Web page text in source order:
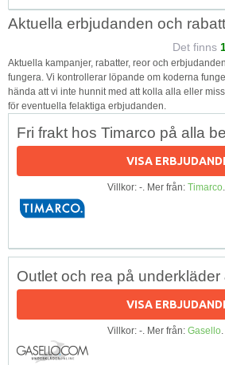
Aktuella erbjudanden och
Det finns
Aktuella kampanjer, rabatter, reor och
fungera. Vi kontrollerar löpande om koderna
hända att vi inte hunnit med att kolla alla eller
för eventuella felaktiga erbjudanden.
Fri frakt hos Timarco på alla
VISA
Villkor: -. Mer från: Timarco
Outlet och rea på
VISA
Villkor: -. Mer från: Gasello